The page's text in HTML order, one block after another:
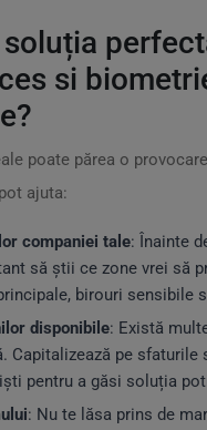
si
poate părea o
ajuta:
companiei tale: Înainte
să știi ce zone vrei să
birouri sensibile
disponibile: Există
Capitalizează pe
pentru a găsi soluția
: Nu te lăsa prins de